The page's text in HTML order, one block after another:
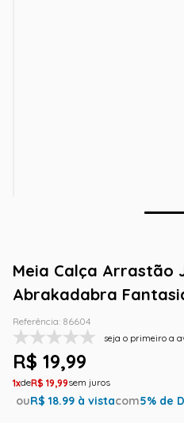
Meia Calça Arrastão
Abrakadabra
Referência: 86604
seja o primeiro a
R$ 19,99
1 R$ 19,99
ouR$ 18.99 à vistacom5% de